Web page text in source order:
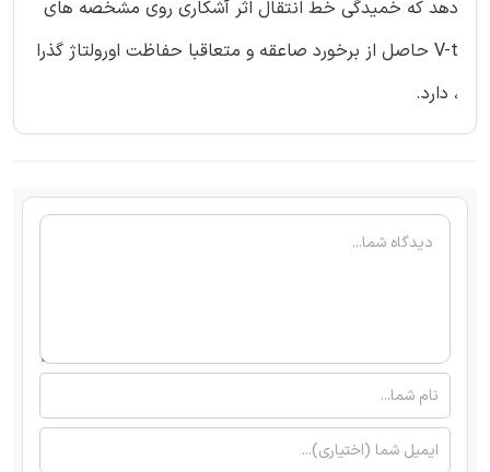
دهد که خمیدگی خط انتقال اثر آشکاری روی مشخصه های
V-t حاصل از برخورد صاعقه و متعاقبا حفاظت اورولتاژ گذرا
، دارد.